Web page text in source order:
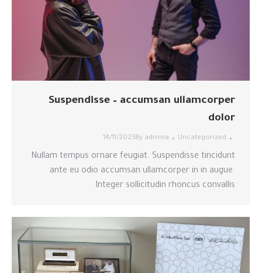
Suspendisse – accumsan ullamcorper
dolor
Uncategorized
By admina
14/11/2023
Nullam tempus ornare feugiat. Suspendisse tincidunt
ante eu odio accumsan ullamcorper in in augue.
Integer sollicitudin rhoncus convallis.